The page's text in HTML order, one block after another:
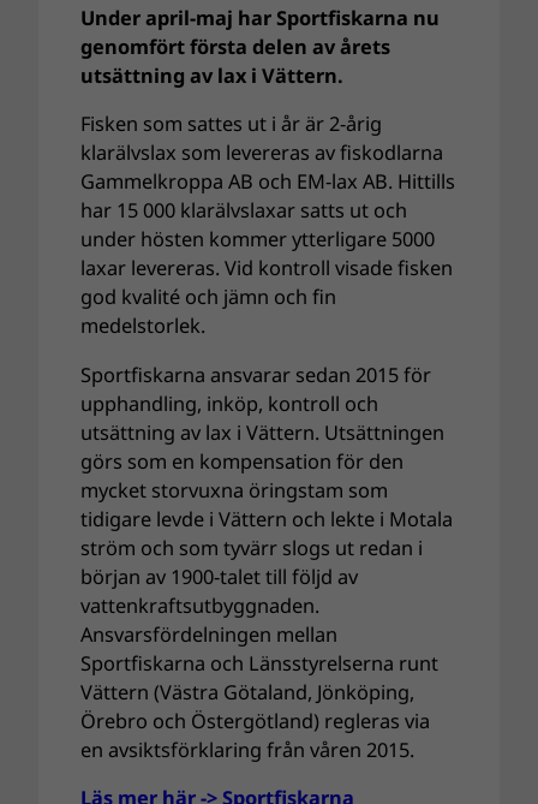
Under april-maj har Sportfiskarna nu
genomfört första delen av årets
utsättning av lax i Vättern.
Fisken som sattes ut i år är 2-årig
klarälvslax som levereras av fiskodlarna
Gammelkroppa AB och EM-lax AB. Hittills
har 15 000 klarälvslaxar satts ut och
under hösten kommer ytterligare 5000
laxar levereras. Vid kontroll visade fisken
god kvalité och jämn och fin
medelstorlek.
Sportfiskarna ansvarar sedan 2015 för
upphandling, inköp, kontroll och
utsättning av lax i Vättern. Utsättningen
görs som en kompensation för den
mycket storvuxna öringstam som
tidigare levde i Vättern och lekte i Motala
ström och som tyvärr slogs ut redan i
början av 1900-talet till följd av
vattenkraftsutbyggnaden.
Ansvarsfördelningen mellan
Sportfiskarna och Länsstyrelserna runt
Vättern (Västra Götaland, Jönköping,
Örebro och Östergötland) regleras via
en avsiktsförklaring från våren 2015.
Läs mer här -> Sportfiskarna